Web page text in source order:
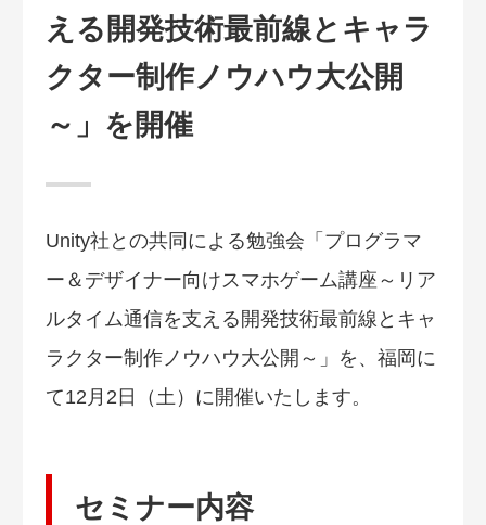
える開発技術最前線とキャラ
クター制作ノウハウ大公開
～」を開催
Unity社との共同による勉強会「プログラマ
ー＆デザイナー向けスマホゲーム講座～リア
ルタイム通信を支える開発技術最前線とキャ
ラクター制作ノウハウ大公開～」を、福岡に
て12月2日（土）に開催いたします。
セミナー内容